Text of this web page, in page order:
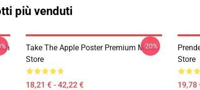
più venduti
Take The Apple Poster Premium Merch
Store
18,21 € - 42,22 €
-20%
Store
19,78